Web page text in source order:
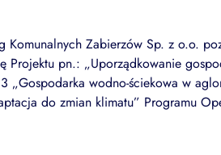
Komunalnych Zabierzów Sp. z o.o.
Projektu pn.: „Uporządkowanie
„Gospodarka wodno-ściekowa w
do zmian klimatu” Programu